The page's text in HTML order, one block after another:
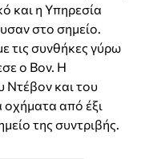
και η Υπηρεσία
στο σημείο.
τις συνθήκες γύρω
ο Βον. Η
Ντέβον και του
από έξι
της συντριβής.